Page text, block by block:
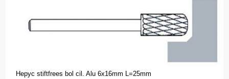
Hepyc stiftfrees bol cil. Alu 6x16mm L=25mm